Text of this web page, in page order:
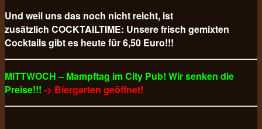
Und weil uns das noch nicht reicht, ist
zusätzlich COCKTAILTIME: Unsere frisch gemixten
Cocktails gibt es heute für 6,50 Euro!!!
MITTWOCH – Mampftag im City Pub! Wir senken die
Preise!!! -> Biergarten geöffnet!